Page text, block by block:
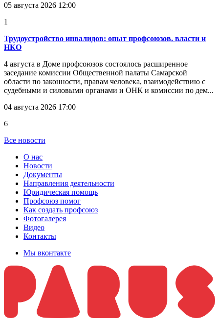
05 августа 2026 12:00
1
Трудоустройство инвалидов: опыт профсоюзов, власти и
НКО
4 августа в Доме профсоюзов состоялось расширенное
заседание комиссии Общественной палаты Самарской
области по законности, правам человека, взаимодействию с
судебными и силовыми органами и ОНК и комиссии по дем...
04 августа 2026 17:00
6
Все новости
О нас
Новости
Документы
Направления деятельности
Юридическая помощь
Профсоюз помог
Как создать профсоюз
Фотогалерея
Видео
Контакты
Мы вконтакте